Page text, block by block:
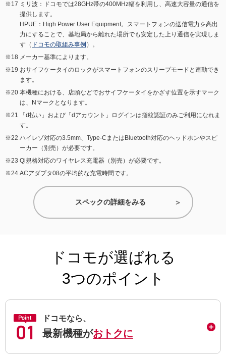
ミリ波：ドコモでは28GHz帯の400MHz幅を利用し、高速大容量の通信を
提供します。
HPUE：High Power User Equipment。スマートフォンの送信電力を高出
力にすることで、基地局から離れた場所でも安定した上り通信を実現しま
す（ ドコモの取組み事例 ）。
メーカー基準によります。
おサイフケータイのロックがスマートフォンのスリープモードと連動でき
ます。
本機種における、店頭などでおサイフケータイをかざす位置を示すマーク
は、Nマークとなります。
「d払い」および「dアカウント」ログインは指紋認証のみご利用になれま
す。
ハイレゾ対応の3.5mm、Type-CまたはBluetooth対応のヘッドホンやスピ
ーカー（別売）が必要です。
Qi規格対応のワイヤレス充電器（別売）が必要です。
ACアダプタ08の平均的な充電時間です。
スペックの詳細をみる
ドコモが選ばれる
3つのポイント
ドコモなら、
最新機種がおトクに